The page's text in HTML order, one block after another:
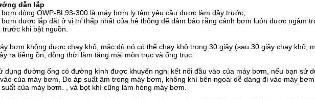
dẫn lắp
bơm dòng OWP-BL93-300 là máy bơm ly tâm yêu cầu được làm đầy trước,
bơm được lắp đặt ở vị trí thấp nhất của hệ thống để đảm bảo rằng cánh bơm luôn được ngâm
trước khi bật nguồn.
bơm không được chạy khô, mặc dù nó có thể chạy khô trong 30 giây (sau 30 giây chạy khô,
ra tiếng ồn, đồng thời làm tăng mài mòn trục và ống trục.
dụng đường ống có đường kính được khuyến nghị kết nối đầu vào của máy bơm, nếu bạn sử
của máy bơm, Do áp suất âm trong máy bơm, không khí bên ngoài dễ dàng đi vào máy
suất của máy bơm. , và bọt khí cũng làm hỏng máy bơm.